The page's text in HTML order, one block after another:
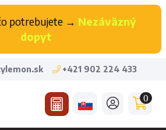
potrebujete → Nezáväzný
dopyt
+421 902 224 433
0